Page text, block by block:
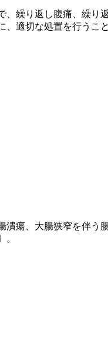
繰り返し腹痛、繰り
適切な処置を行うこ
瘍、大腸狭窄を伴う